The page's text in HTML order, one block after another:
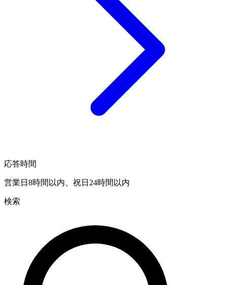
応答時間
営業日8時間以内、祝日24時間以内
検索